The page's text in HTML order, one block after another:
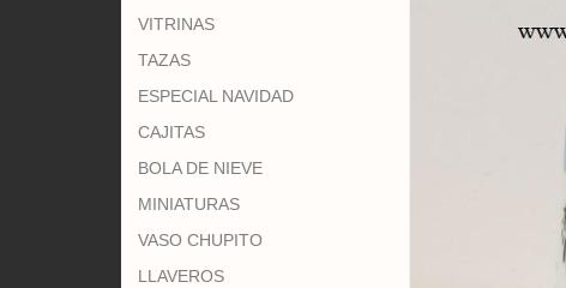
VITRINAS
TAZAS
ESPECIAL NAVIDAD
CAJITAS
BOLA DE NIEVE
MINIATURAS
VASO CHUPITO
LLAVEROS